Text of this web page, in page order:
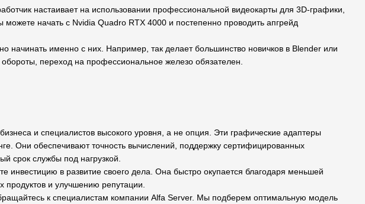
настаивает на использовании профессиональной видеокарты для 3D-графики,
начать с Nvidia Quadro RTX 4000 и постепенно проводить апгрейд
начинать именно с них. Например, так делает большинство новичков в Blender или
переход на профессиональное железо обязателен.
и специалистов высокого уровня, а не опция. Эти графические адаптеры
Они обеспечивают точность вычислений, поддержку сертифицированных
срок службы под нагрузкой.
инвестицию в развитие своего дела. Она быстро окупается благодаря меньшей
продуктов и улучшению репутации.
к специалистам компании Alfa Server. Мы подберем оптимальную модель